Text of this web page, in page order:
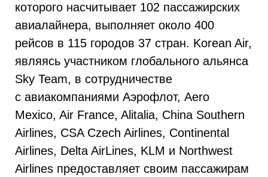
которого насчитывает 102 пассажирских
авиалайнера, выполняет около 400
рейсов в 115 городов 37 стран. Korean Air,
являясь участником глобального альянса
Sky Team, в сотрудничестве
с авиакомпаниями Аэрофлот, Aero
Mexico, Air France, Alitalia, China Southern
Airlines, CSA Czech Airlines, Continental
Airlines, Delta AirLines, KLM и Northwest
Airlines предоставляет своим пассажирам